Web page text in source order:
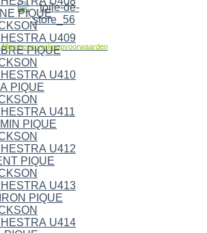
Allgemene verkoopvoorwaarden